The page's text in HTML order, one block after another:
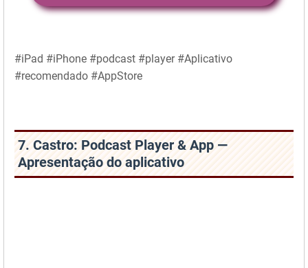
#iPad #iPhone #podcast #player #Aplicativo
#recomendado #AppStore
7. Castro: Podcast Player & App —
Apresentação do aplicativo